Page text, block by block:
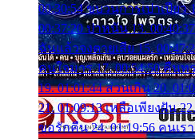
00:30:54 ขบวนการเปาเปียว
00:37:20 ปาหนัน 13.
ฉันแล้วจงตายเสีย 15.
คนใจมาร 17. 00:54:50 คืนท
19. 01:01:44 ส่วนเกิน 20.
21. 01:09:13 เหลือเพียงฝัน
ขอรักคืน 24. 01:19:56 คนเร